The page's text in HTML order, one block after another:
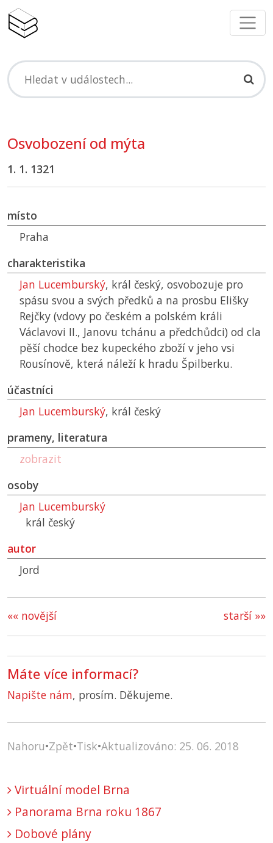
Osvobození od mýta
1. 1. 1321
místo
Praha
charakteristika
Jan Lucemburský, král český, osvobozuje pro
spásu svou a svých předků a na prosbu Elišky
Rejčky (vdovy po českém a polském králi
Václavovi II., Janovu tchánu a předchůdci) od cla
pěší chodce bez kupeckého zboží v jeho vsi
Rousínově, která náleží k hradu Špilberku.
účastníci
Jan Lucemburský, král český
prameny, literatura
zobrazit
osoby
Jan Lucemburský
král český
autor
Jord
starší »»
«« novější
Máte více informací?
Napište nám, prosím. Děkujeme.
Nahoru•Zpět•Tisk•Aktualizováno: 25. 06. 2018
Virtuální model Brna
Panorama Brna roku 1867
Dobové plány